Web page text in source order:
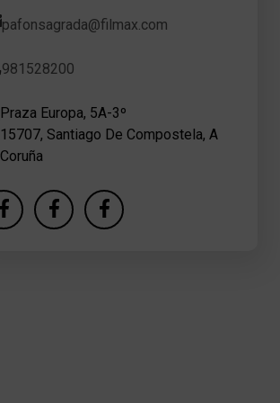
pafonsagrada@filmax.com
981528200
Praza Europa, 5A-3º
15707, Santiago De Compostela, A
Coruña